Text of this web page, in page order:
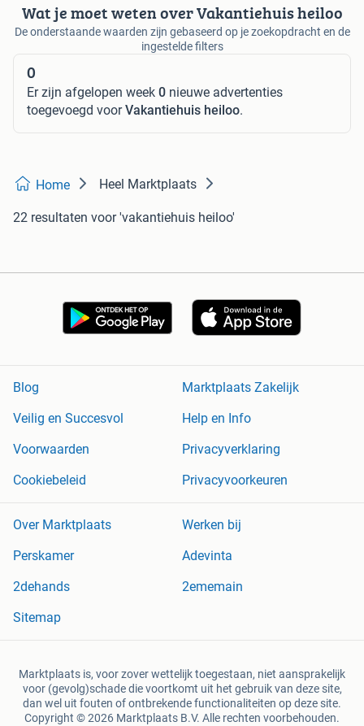
Wat je moet weten over Vakantiehuis heiloo
De onderstaande waarden zijn gebaseerd op je zoekopdracht en de
ingestelde filters
0
Er zijn afgelopen week 0 nieuwe advertenties
toegevoegd voorVakantiehuis heiloo.
Home Heel Marktplaats
22 resultaten voor 'vakantiehuis heiloo'
Blog
Marktplaats Zakelijk
Veilig en Succesvol
Help en Info
Voorwaarden
Privacyverklaring
Cookiebeleid
Privacyvoorkeuren
Over Marktplaats
Werken bij
Perskamer
Adevinta
2dehands
2ememain
Sitemap
Marktplaats is, voor zover wettelijk toegestaan, niet aansprakelijk
voor (gevolg)schade die voortkomt uit het gebruik van deze site,
dan wel uit fouten of ontbrekende functionaliteiten op deze site.
Copyright © 2026 Marktplaats B.V. Alle rechten voorbehouden.